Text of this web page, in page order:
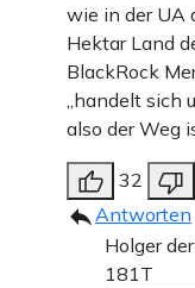
wie in der UA
Hektar Land
BlackRock
„handelt sich
also der Weg
32
Antworten
Holger
181T